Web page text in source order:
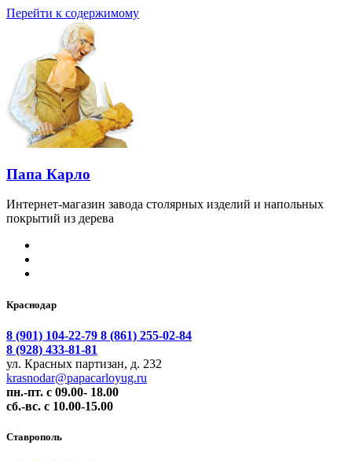
Перейти к содержимому
Папа Карло
Интернет-магазин завода столярных изделий и напольных
покрытий из дерева
Краснодар
8 (901) 104-22-79 8 (861) 255-02-84
8 (928) 433-81-81
ул. Красных партизан, д. 232
krasnodar@papacarloyug.ru
пн.-пт. с 09.00- 18.00
сб.-вс. с 10.00-15.00
Ставрополь